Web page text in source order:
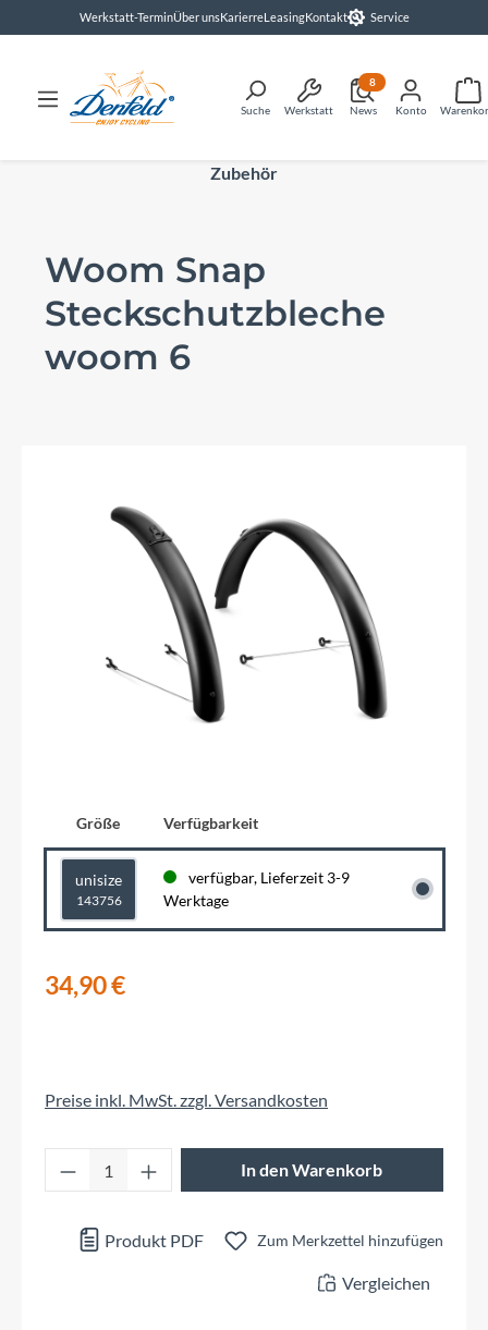
springenWerkstatt-TerminÜber unsKarierreLeasingKontakt Service
Suche Werkstatt News
8
Konto
Zubehör
Woom Snap
Steckschutzbleche
woom 6
Größe Verfügbarkeit
unisize
143756
verfügbar, Lieferzeit 3-9
Werktage
34,90 €
Preise inkl. MwSt. zzgl. Versandkosten
Produkt Anzahl: Gib den gewünschten
In den Warenkorb
Produkt PDF Zum Merkzettel hinzufügen
Vergleichen